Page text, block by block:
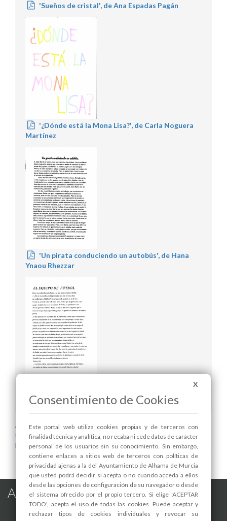
'Sueños de cristal', de Ana Espadas Pagán
'¿Dónde está la Mona Lisa?', de Carla Noguera
Martínez
'Un pirata conduciendo un autobús', de Hana
Ynaou Rhezzar
Castellano
Areas relacionadas:
Cultura y Patrimonio
Educación
Alhama de Murcia en las Redes
X
Consentimiento de Cookies
Este portal web utiliza cookies propias y de terceros con
finalidad técnica y analítica, no recaba ni cede datos de carácter
personal de los usuarios sin su conocimiento. Sin embargo,
contiene enlaces a sitios web de terceros con políticas de
privacidad ajenas a la del Ayuntamiento de Alhama de Murcia
que usted podrá decidir si acepta o no cuando acceda a ellos
desde las opciones de configuración de su navegador o desde
el sistema ofrecido por el propio tercero. Si elige 'ACEPTAR
TODO', acepta el uso de todas las cookies. Puede aceptar y
rechazar tipos de cookies individuales y revocar su